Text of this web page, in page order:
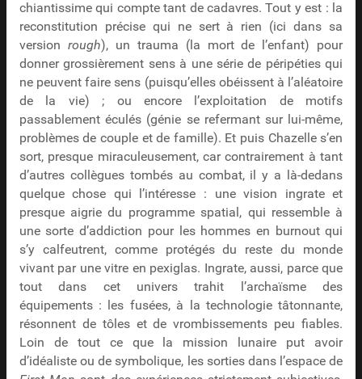
chiantissime qui compte tant de cadavres. Tout y est : la
reconstitution précise qui ne sert à rien (ici dans sa
version rough), un trauma (la mort de l’enfant) pour
donner grossièrement sens à une série de péripéties qui
ne peuvent faire sens (puisqu’elles obéissent à l’aléatoire
de la vie) ; ou encore l’exploitation de motifs
passablement éculés (génie se refermant sur lui-même,
problèmes de couple et de famille). Et puis Chazelle s’en
sort, presque miraculeusement, car contrairement à tant
d’autres collègues tombés au combat, il y a là-dedans
quelque chose qui l’intéresse : une vision ingrate et
presque aigrie du programme spatial, qui ressemble à
une sorte d’addiction pour les hommes en burnout qui
s’y calfeutrent, comme protégés du reste du monde
vivant par une vitre en pexiglas. Ingrate, aussi, parce que
tout dans cet univers trahit l’archaïsme des
équipements : les fusées, à la technologie tâtonnante,
résonnent de tôles et de vrombissements peu fiables.
Loin de tout ce que la mission lunaire put avoir
d’idéaliste ou de symbolique, les sorties dans l’espace de